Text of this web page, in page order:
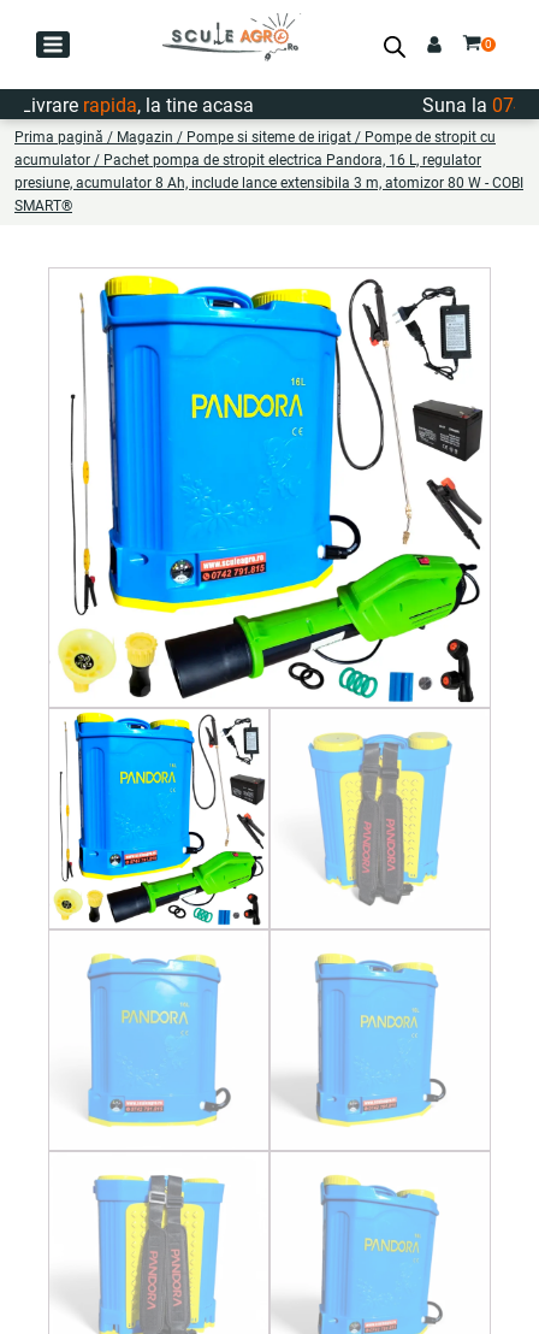
rapida, la tine acasa Suna la
Prima pagină / Magazin / Pompe si siteme de irigat / Pompe de stropit cu
acumulator / Pachet pompa de stropit electrica Pandora, 16 L, regulator
presiune, acumulator 8 Ah, include lance extensibila 3 m, atomizor 80 W - COBI
SMART®